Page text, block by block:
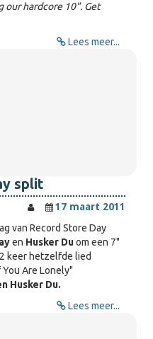
our hardcore 10". Get
Lees meer...
split
17 maart 2011
van Record Store Day
en Husker Duom een 7"
keer hetzelfde lied
Are Lonely"
Husker Du.
Lees meer...